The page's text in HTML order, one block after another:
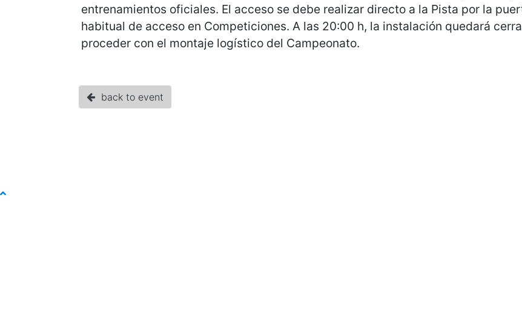
entrenamientos oficiales. El acceso se debe realizar directo a la Pista por la
habitual de acceso en Competiciones. A las 20:00 h, la instalación quedará
proceder con el montaje logístico del Campeonato.
back to event